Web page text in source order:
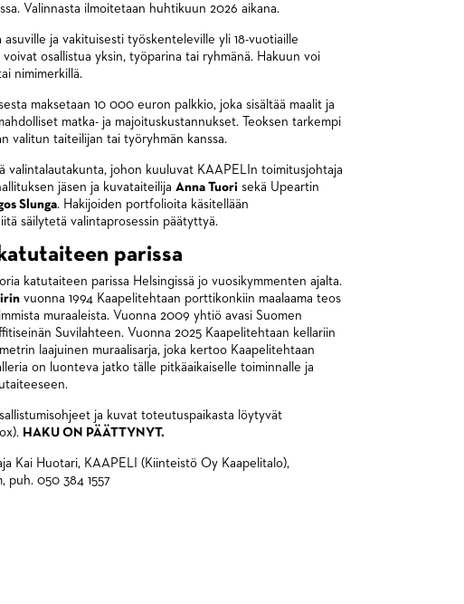
Valinnasta ilmoitetaan huhtikuun 2026 aikana.
asuville ja vakituisesti työskenteleville yli 18-vuotiaille
osallistua yksin, työparina tai ryhmänä. Hakuun voi
nimimerkillä.
maksetaan 10 000 euron palkkio, joka sisältää maalit ja
matka- ja majoituskustannukset. Teoksen tarkempi
valitun taiteilijan tai työryhmän kanssa.
valintalautakunta, johon kuuluvat KAAPELIn toimitusjohtaja
jäsen ja kuvataiteilija Anna Tuori sekä Upeartin
Slunga. Hakijoiden portfolioita käsitellään
säilytetä valintaprosessin päätyttyä.
parissa
katutaiteen parissa Helsingissä jo vuosikymmenten ajalta.
vuonna 1994 Kaapelitehtaan porttikonkiin maalaama teos
muraaleista. Vuonna 2009 yhtiö avasi Suomen
Suvilahteen. Vuonna 2025 Kaapelitehtaan kellariin
laajuinen muraalisarja, joka kertoo Kaapelitehtaan
on luonteva jatko tälle pitkäaikaiselle toiminnalle ja
ja kuvat toteutuspaikasta löytyvät
HAKU ON PÄÄTTYNYT.
Kai Huotari, KAAPELI (Kiinteistö Oy Kaapelitalo),
puh. 050 384 1557